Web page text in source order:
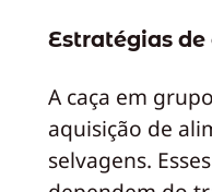
Estratégias
A caça em
aquisição de
selvagens.